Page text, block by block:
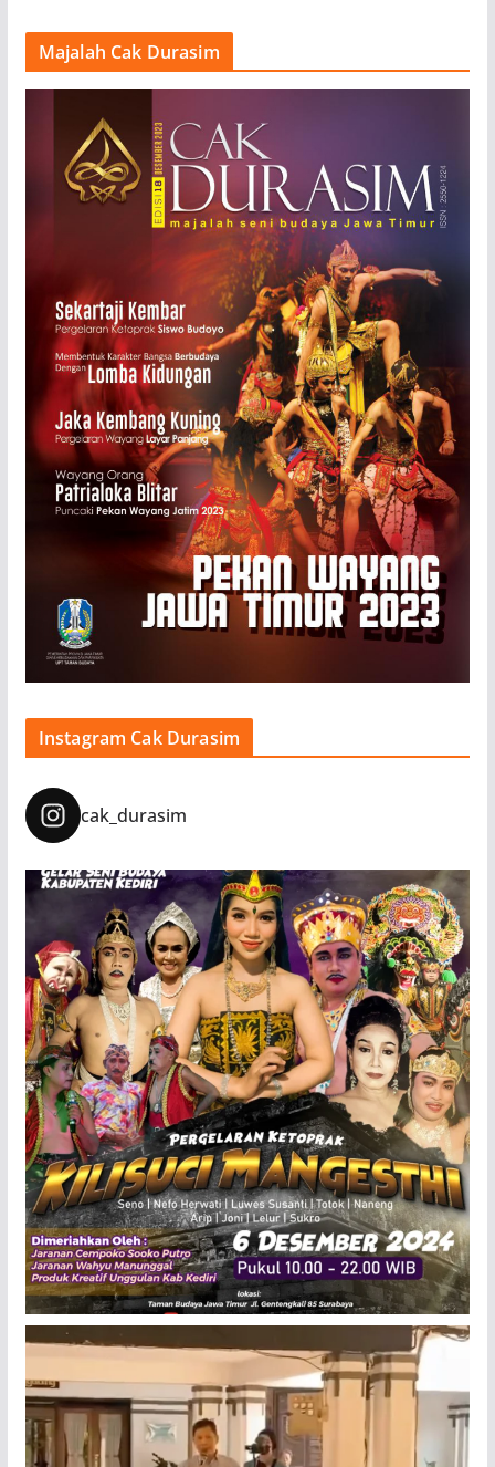
Majalah Cak Durasim
Instagram Cak Durasim
cak_durasim